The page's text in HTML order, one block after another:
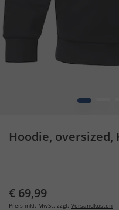
1
Hoodie, oversized,
€ 69,99
Preis inkl. MwSt. zzgl. Versandkosten